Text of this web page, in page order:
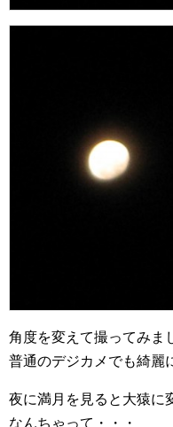
角度を変えて撮ってみま
普通のデジカメでも綺麗
夜に満月を見ると大猿に
なんちゃって・・・